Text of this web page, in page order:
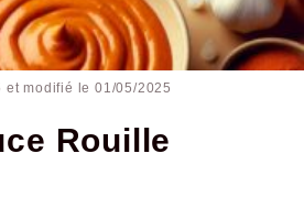
et modifié le 01/05/2025
Rouille